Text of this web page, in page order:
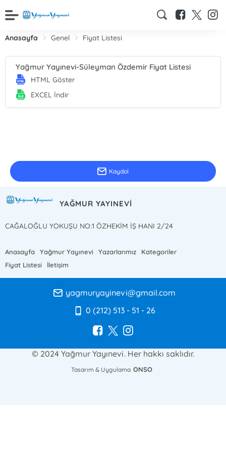
Anasayfa Genel Fiyat Listesi
Yağmur Yayınevi-Süleyman Özdemir Fiyat Listesi
HTML Göster
EXCEL İndir
Kaydol
YAĞMUR YAYINEVİ
CAĞALOĞLU YOKUŞU NO:1 ÖZHEKİM İŞ HANI 2/24
Anasayfa Yağmur Yayınevi Yazarlarımız
Kategoriler
Fiyat Listesi
İletişim
yagmuryayinevi@gmail.com
0 (212) 513 - 51 - 26
© 2024 Yağmur Yayınevi. Her hakkı saklıdır.
Tasarım & Uygulama ONSO